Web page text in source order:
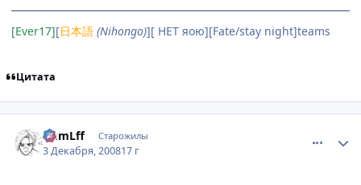
[Ever17][日本語 (Nihongo)][ НЕТ яою][Fate/stay night]teams
Цитата
ImmLff Старожилы
3 Декабря, 200817 г